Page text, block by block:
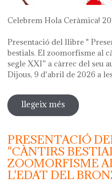
Celebrem Hola Ceràmica!
Presentació del llibre "
bestials. El zoomorfisme al
segle XXI” a càrrec del seu
Dijous, 9 d'abril de 2026 a
llegeix més sobre hola
PRESENTACIÓ
"CÀNTIRS
ZOOMORFISME
L'EDAT DEL